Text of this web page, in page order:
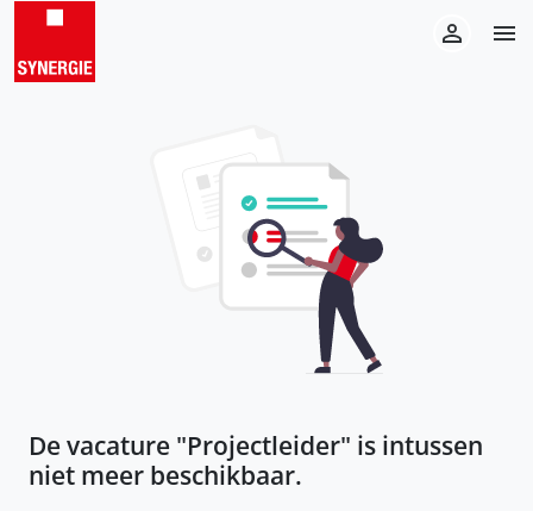
De vacature "Projectleider" is intussen
niet meer beschikbaar.